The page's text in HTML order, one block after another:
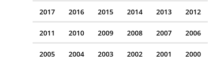
2017 2016 2015 2014 2013 2012
2011 2010 2009 2008 2007 2006
2005 2004 2003 2002 2001 2000